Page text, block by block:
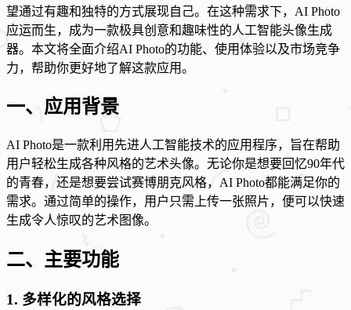
望通过有趣和独特的方式展现自己。在这种需求下，AI Photo
应运而生，成为一款极具创意和趣味性的人工智能头像生成
器。本文将全面介绍AI Photo的功能、使用体验以及市场竞争
力，帮助你更好地了解这款应用。
一、应用背景
AI Photo是一款利用先进人工智能技术的应用程序，旨在帮助
用户轻松生成各种风格的艺术头像。无论你是想要回忆90年代
的青春，还是想要尝试赛博朋克风格，AI Photo都能满足你的
需求。通过简单的操作，用户只需上传一张照片，便可以快速
生成令人惊叹的艺术图像。
二、主要功能
1. 多样化的风格选择